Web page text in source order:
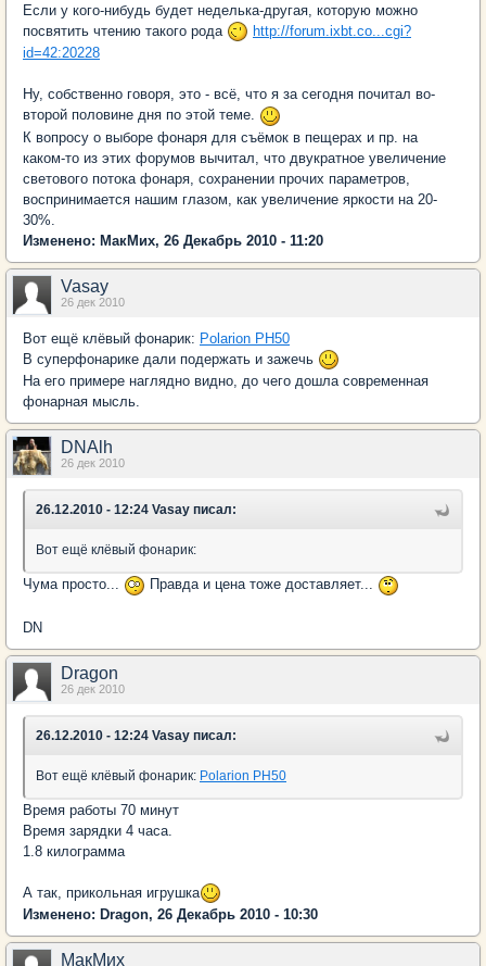
Если у кого-нибудь будет неделька-другая, которую можно
посвятить чтению такого рода
http://forum.ixbt.co...cgi?
id=42:20228
Ну, собственно говоря, это - всё, что я за сегодня почитал во-
второй половине дня по этой теме.
К вопросу о выборе фонаря для съёмок в пещерах и пр. на
каком-то из этих форумов вычитал, что двукратное увеличение
светового потока фонаря, сохранении прочих параметров,
воспринимается нашим глазом, как увеличение яркости на 20-
30%.
Изменено: МакМих, 26 Декабрь 2010 - 11:20
Vasay
26 дек 2010
Вот ещё клёвый фонарик: Polarion PH50
В суперфонарике дали подержать и зажечь
На его примере наглядно видно, до чего дошла современная
фонарная мысль.
DNAlh
26 дек 2010
26.12.2010 - 12:24 Vasay писал:
Вот ещё клёвый фонарик:
Чума просто... Правда и цена тоже доставляет...
DN
Dragon
26 дек 2010
26.12.2010 - 12:24 Vasay писал:
Вот ещё клёвый фонарик: Polarion PH50
Время работы 70 минут
Время зарядки 4 часа.
1.8 килограмма
А так, прикольная игрушка
Изменено: Dragon, 26 Декабрь 2010 - 10:30
МакМих